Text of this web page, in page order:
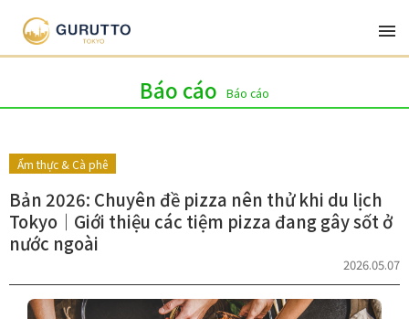
Mới nhất Thể loại
Báo cáo Báo cáo
Ẩm thực & Cà phê
Bản 2026: Chuyên đề pizza nên thử khi du lịch
Tokyo｜Giới thiệu các tiệm pizza đang gây sốt ở
nước ngoài
2026.05.07